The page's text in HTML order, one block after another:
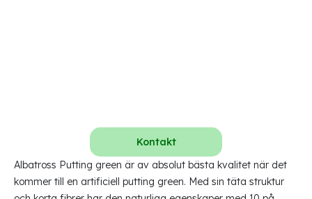
Kontakt
Albatross Putting green är av absolut bästa kvalitet när det
kommer till en artificiell putting green. Med sin täta struktur